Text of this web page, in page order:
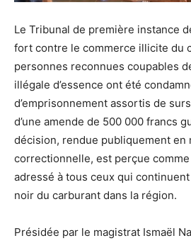
Le Tribunal de première instance
fort contre le commerce illicite du
personnes reconnues coupables
illégale d’essence ont été
d’emprisonnement assortis de
d’une amende de 500 000 francs
décision, rendue publiquement en
correctionnelle, est perçue
adressé à tous ceux qui
noir du carburant dans la région.
Présidée par le magistrat Ismaël